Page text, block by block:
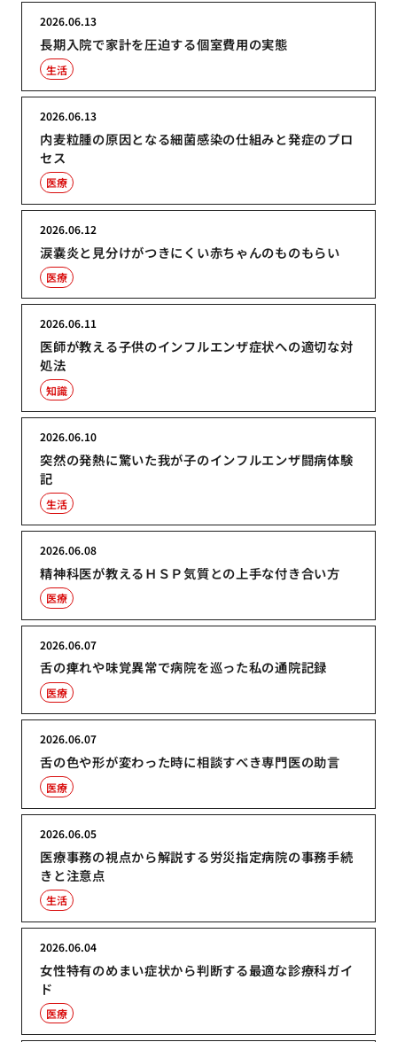
長期入院で家計を圧迫する個室費用の実態
2026.06.13
生活
内麦粒腫の原因となる細菌感染の仕組みと発症のプロ
セス
2026.06.13
医療
涙嚢炎と見分けがつきにくい赤ちゃんのものもらい
2026.06.12
医療
医師が教える子供のインフルエンザ症状への適切な対
処法
2026.06.11
知識
突然の発熱に驚いた我が子のインフルエンザ闘病体験
記
2026.06.10
生活
精神科医が教えるＨＳＰ気質との上手な付き合い方
2026.06.08
医療
舌の痺れや味覚異常で病院を巡った私の通院記録
2026.06.07
医療
舌の色や形が変わった時に相談すべき専門医の助言
2026.06.07
医療
医療事務の視点から解説する労災指定病院の事務手続
きと注意点
2026.06.05
生活
女性特有のめまい症状から判断する最適な診療科ガイ
ド
2026.06.04
医療